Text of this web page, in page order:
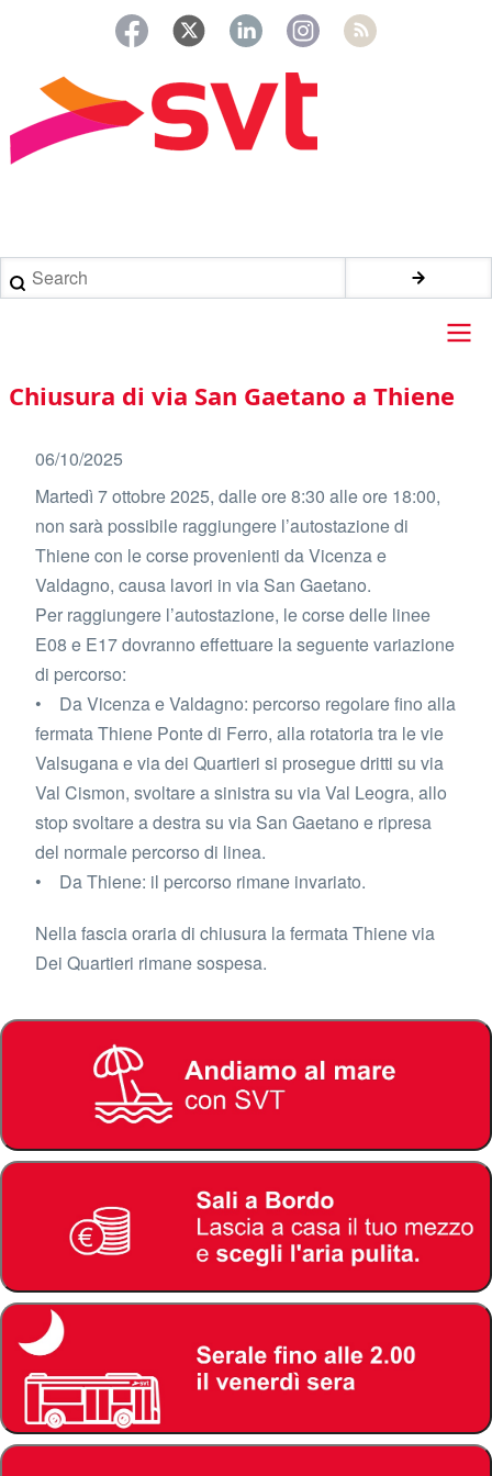
principale
di
pane
Search
Main
navigation
Chiusura di via San Gaetano a Thiene
06/10/2025
Martedì 7 ottobre 2025, dalle ore 8:30 alle ore 18:00,
non sarà possibile raggiungere l’autostazione di
Thiene con le corse provenienti da Vicenza e
Valdagno, causa lavori in via San Gaetano.
Per raggiungere l’autostazione, le corse delle linee
E08 e E17 dovranno effettuare la seguente variazione
di percorso:
• Da Vicenza e Valdagno: percorso regolare fino alla
fermata Thiene Ponte di Ferro, alla rotatoria tra le vie
Valsugana e via dei Quartieri si prosegue dritti su via
Val Cismon, svoltare a sinistra su via Val Leogra, allo
stop svoltare a destra su via San Gaetano e ripresa
del normale percorso di linea.
• Da Thiene: il percorso rimane invariato.
Nella fascia oraria di chiusura la fermata Thiene via
Dei Quartieri rimane sospesa.